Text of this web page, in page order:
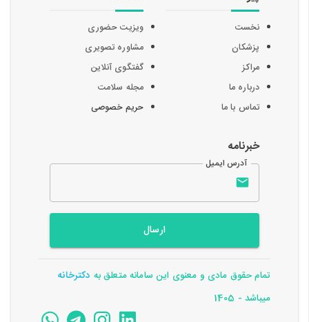
نخست
پزشکان
مراکز
درباره ما
تماس با ما
ویزیت حضوری
مشاوره تصویری
گفتگوی آنلاین
مجله سلامت
حریم خصوصی
خبرنامه
آدرس ایمیل
ارسال
تمام حقوق مادی و معنوی این سامانه متعلق به دکترخانه
میباشد - 1405